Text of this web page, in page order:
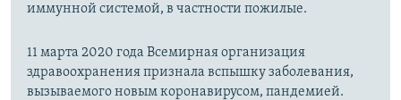
иммунной системой, в частности пожилые.
11 марта 2020 года Всемирная организация
здравоохранения признала вспышку заболевания,
вызываемого новым коронавирусом, пандемией.